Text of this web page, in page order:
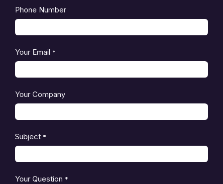
Phone Number
Your Email *
Your Company
Subject *
Your Question *